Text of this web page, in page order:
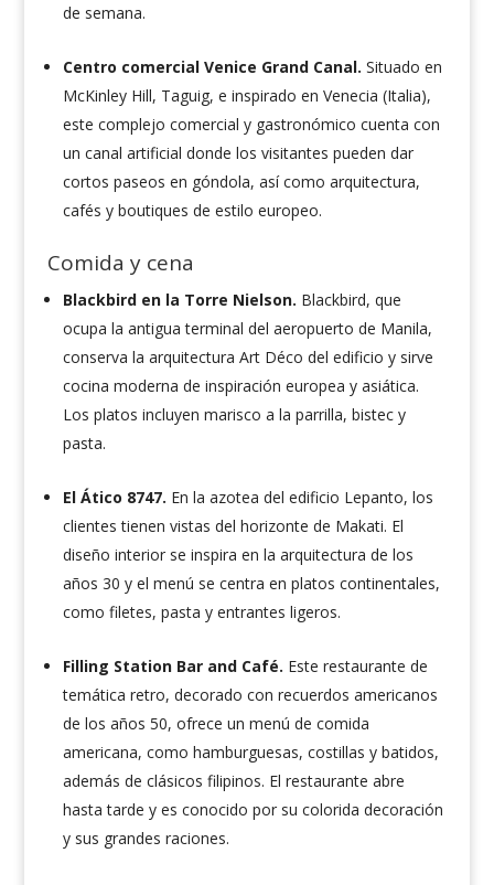
de semana.
Centro comercial Venice Grand Canal. Situado en
McKinley Hill, Taguig, e inspirado en Venecia (Italia),
este complejo comercial y gastronómico cuenta con
un canal artificial donde los visitantes pueden dar
cortos paseos en góndola, así como arquitectura,
cafés y boutiques de estilo europeo.
Comida y cena
Blackbird en la Torre Nielson. Blackbird, que
ocupa la antigua terminal del aeropuerto de Manila,
conserva la arquitectura Art Déco del edificio y sirve
cocina moderna de inspiración europea y asiática.
Los platos incluyen marisco a la parrilla, bistec y
pasta.
El Ático 8747. En la azotea del edificio Lepanto, los
clientes tienen vistas del horizonte de Makati. El
diseño interior se inspira en la arquitectura de los
años 30 y el menú se centra en platos continentales,
como filetes, pasta y entrantes ligeros.
Filling Station Bar and Café. Este restaurante de
temática retro, decorado con recuerdos americanos
de los años 50, ofrece un menú de comida
americana, como hamburguesas, costillas y batidos,
además de clásicos filipinos. El restaurante abre
hasta tarde y es conocido por su colorida decoración
y sus grandes raciones.